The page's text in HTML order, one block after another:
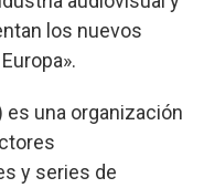
los nuevos
es una organización
y series de